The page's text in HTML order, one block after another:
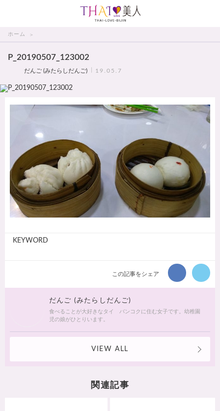
ホーム
P_20190507_123002
だんご (みたらしだんご) 19.05.7
KEYWORD
この記事をシェア
だんご (みたらしだんご)
食べることが大好きなタイ バンコクに住む女子です。幼稚園
児の娘がひとりいます。
VIEW ALL
関連記事